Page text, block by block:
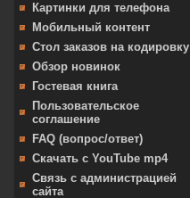
Картинки для телефона
Мобильный контент
Стол заказов на кодировку
Обзор новинок
Гостевая книга
Пользовательское
соглашение
FAQ (вопрос/ответ)
Скачать с YouTube mp4
Связь с администрацией
сайта